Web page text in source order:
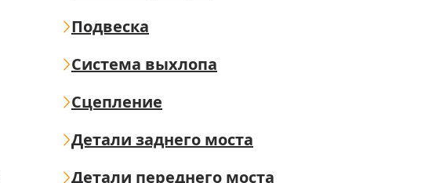
Подвеска
Система выхлопа
Сцепление
Детали заднего моста
Детали переднего моста